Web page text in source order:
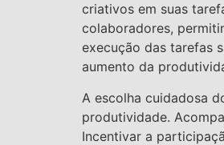
criativos em suas
colaboradores,
execução das tarefas
aumento da
A escolha cuidadosa
produtividade.
Incentivar a